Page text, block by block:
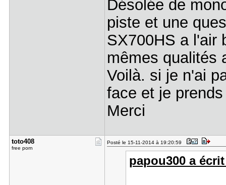
Désolée de
piste et une
SX700HS a l'air
mêmes qualités
Voilà. si je n'ai
face et je
Merci
toto408
free porn
Posté le 15-11-2014 à 19:20:59
papou300 a